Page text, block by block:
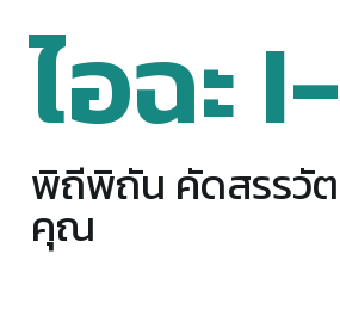
ไอฉะ
พิถีพิถัน คัดสรรวั
คุณ